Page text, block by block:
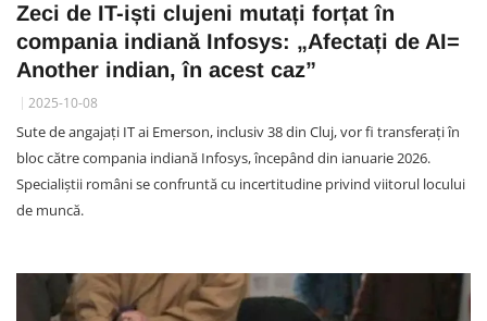
Zeci de IT-iști clujeni mutați forțat în
compania indiană Infosys: „Afectați de AI=
Another indian, în acest caz”
2025-10-08
Sute de angajați IT ai Emerson, inclusiv 38 din Cluj, vor fi transferați în
bloc către compania indiană Infosys, începând din ianuarie 2026.
Specialiștii români se confruntă cu incertitudine privind viitorul locului
de muncă.